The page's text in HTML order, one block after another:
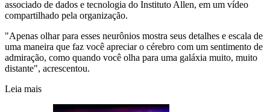
associado de dados e tecnologia do Instituto Allen, em um vídeo
compartilhado pela organização.
"Apenas olhar para esses neurônios mostra seus detalhes e escala de
uma maneira que faz você apreciar o cérebro com um sentimento de
admiração, como quando você olha para uma galáxia muito, muito
distante", acrescentou.
Leia mais